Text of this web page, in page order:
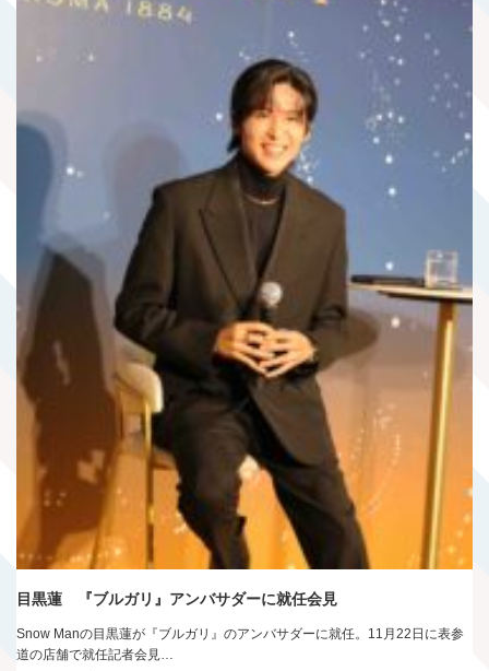
目黒蓮 『ブルガリ』アンバサダーに就任会見
Snow Manの目黒蓮が『ブルガリ』のアンバサダーに就任。11月22日に表参
道の店舗で就任記者会見…